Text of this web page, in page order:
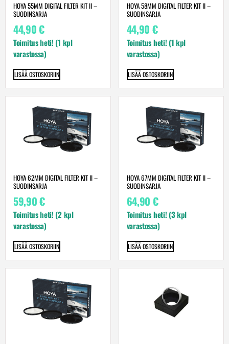
HOYA 55MM DIGITAL FILTER KIT II –
SUODINSARJA
44,90€
Toimitus heti! (1 kpl
varastossa)
LISÄÄ OSTOSKORIIN
HOYA 58MM DIGITAL FILTER KIT II –
SUODINSARJA
44,90 €
Toimitus heti! (1 kpl
varastossa)
LISÄÄ OSTOSKORIIN
HOYA 62MM DIGITAL FILTER KIT II –
SUODINSARJA
59,90€
Toimitus heti! (2 kpl
varastossa)
LISÄÄ OSTOSKORIIN
HOYA 67MM DIGITAL FILTER KIT II –
SUODINSARJA
64,90 €
Toimitus heti! (3 kpl
varastossa)
LISÄÄ OSTOSKORIIN